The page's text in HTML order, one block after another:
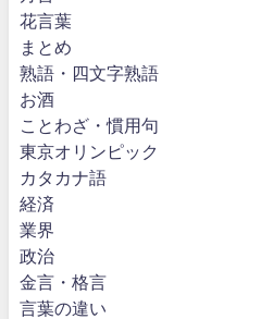
花言葉
まとめ
熟語・四文字熟語
お酒
ことわざ・慣用句
東京オリンピック
カタカナ語
経済
業界
政治
金言・格言
言葉の違い